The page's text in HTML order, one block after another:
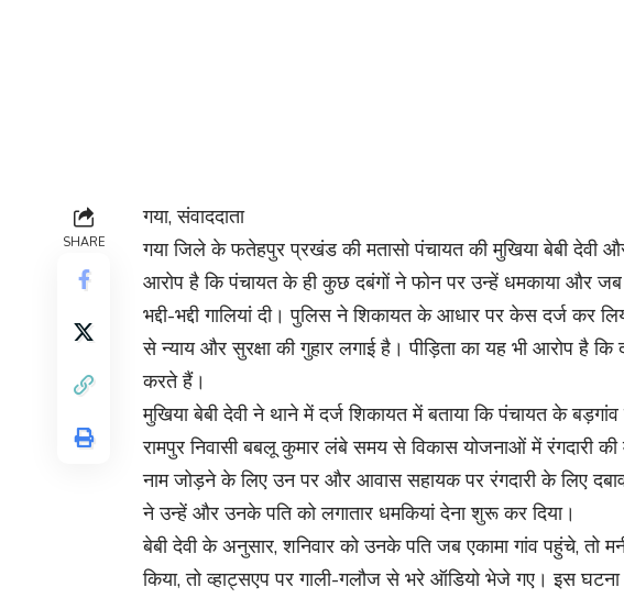
SHARE
गया, संवाददाता
गया जिले के फतेहपुर प्रखंड की मतासो पंचायत की मुखिया बेबी देवी
आरोप है कि पंचायत के ही कुछ दबंगों ने फोन पर उन्हें धमकाया और
भद्दी-भद्दी गालियां दी। पुलिस ने शिकायत के आधार पर केस दर्ज कर
से न्याय और सुरक्षा की गुहार लगाई है। पीड़िता का यह भी आरोप है कि
करते हैं।
मुखिया बेबी देवी ने थाने में दर्ज शिकायत में बताया कि पंचायत के
रामपुर निवासी बबलू कुमार लंबे समय से विकास योजनाओं में रंगदारी
नाम जोड़ने के लिए उन पर और आवास सहायक पर रंगदारी के लिए दबाव
ने उन्हें और उनके पति को लगातार धमकियां देना शुरू कर दिया।
बेबी देवी के अनुसार, शनिवार को उनके पति जब एकामा गांव पहुंचे, तो
किया, तो व्हाट्सएप पर गाली-गलौज से भरे ऑडियो भेजे गए। इस घटना